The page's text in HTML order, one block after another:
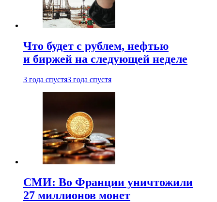
Что будет с рублем, нефтью
и биржей на следующей неделе
3 года спустя3 года спустя
СМИ: Во Франции уничтожили
27 миллионов монет